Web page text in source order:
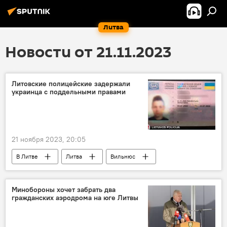
Литва
Новости от 21.11.2023
Литовские полицейские задержали
украинца с поддельными правами
21 ноября 2023, 20:05
В Литве Литва
Вильнюс
Происшествия
полиция Литвы
Минобороны хочет забрать два
гражданских аэродрома на юге Литвы